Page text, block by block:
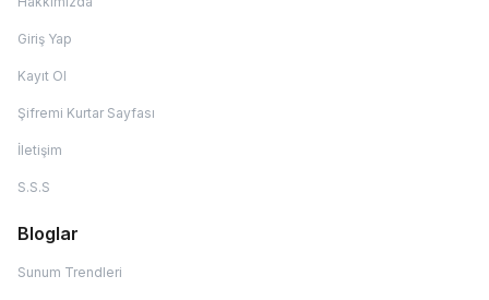
Giriş Yap
Kayıt Ol
Şifremi Kurtar Sayfası
İletişim
S.S.S
Bloglar
Sunum Trendleri